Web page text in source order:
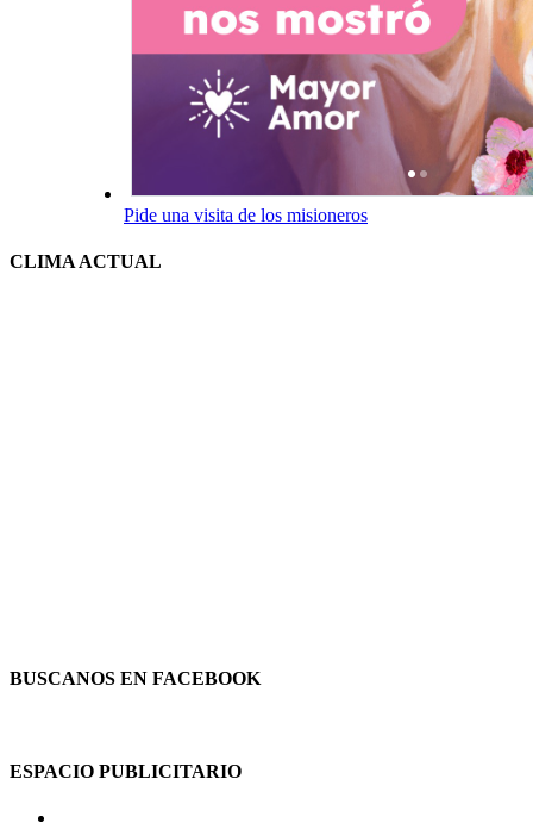
Pide una visita de los misioneros
CLIMA ACTUAL
BUSCANOS EN FACEBOOK
ESPACIO PUBLICITARIO